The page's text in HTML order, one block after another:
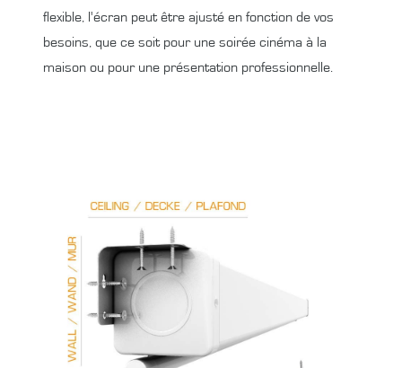
flexible, l'écran peut être ajusté en fonction de vos
besoins, que ce soit pour une soirée cinéma à la
maison ou pour une présentation professionnelle.